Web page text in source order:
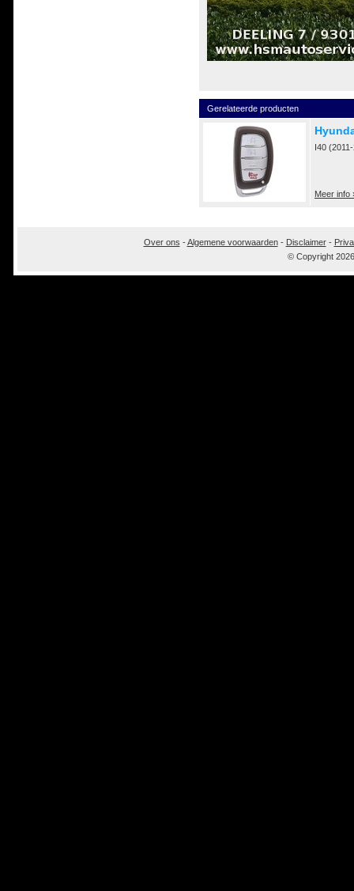
Gerelateerde producten
I40
Meer info
Over ons -Algemene voorwaarden- Disclaimer-
© Copyright